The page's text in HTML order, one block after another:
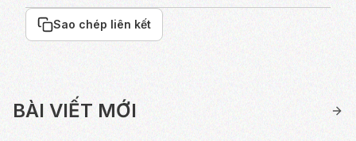
Sao chép liên kết
BÀI VIẾT MỚI